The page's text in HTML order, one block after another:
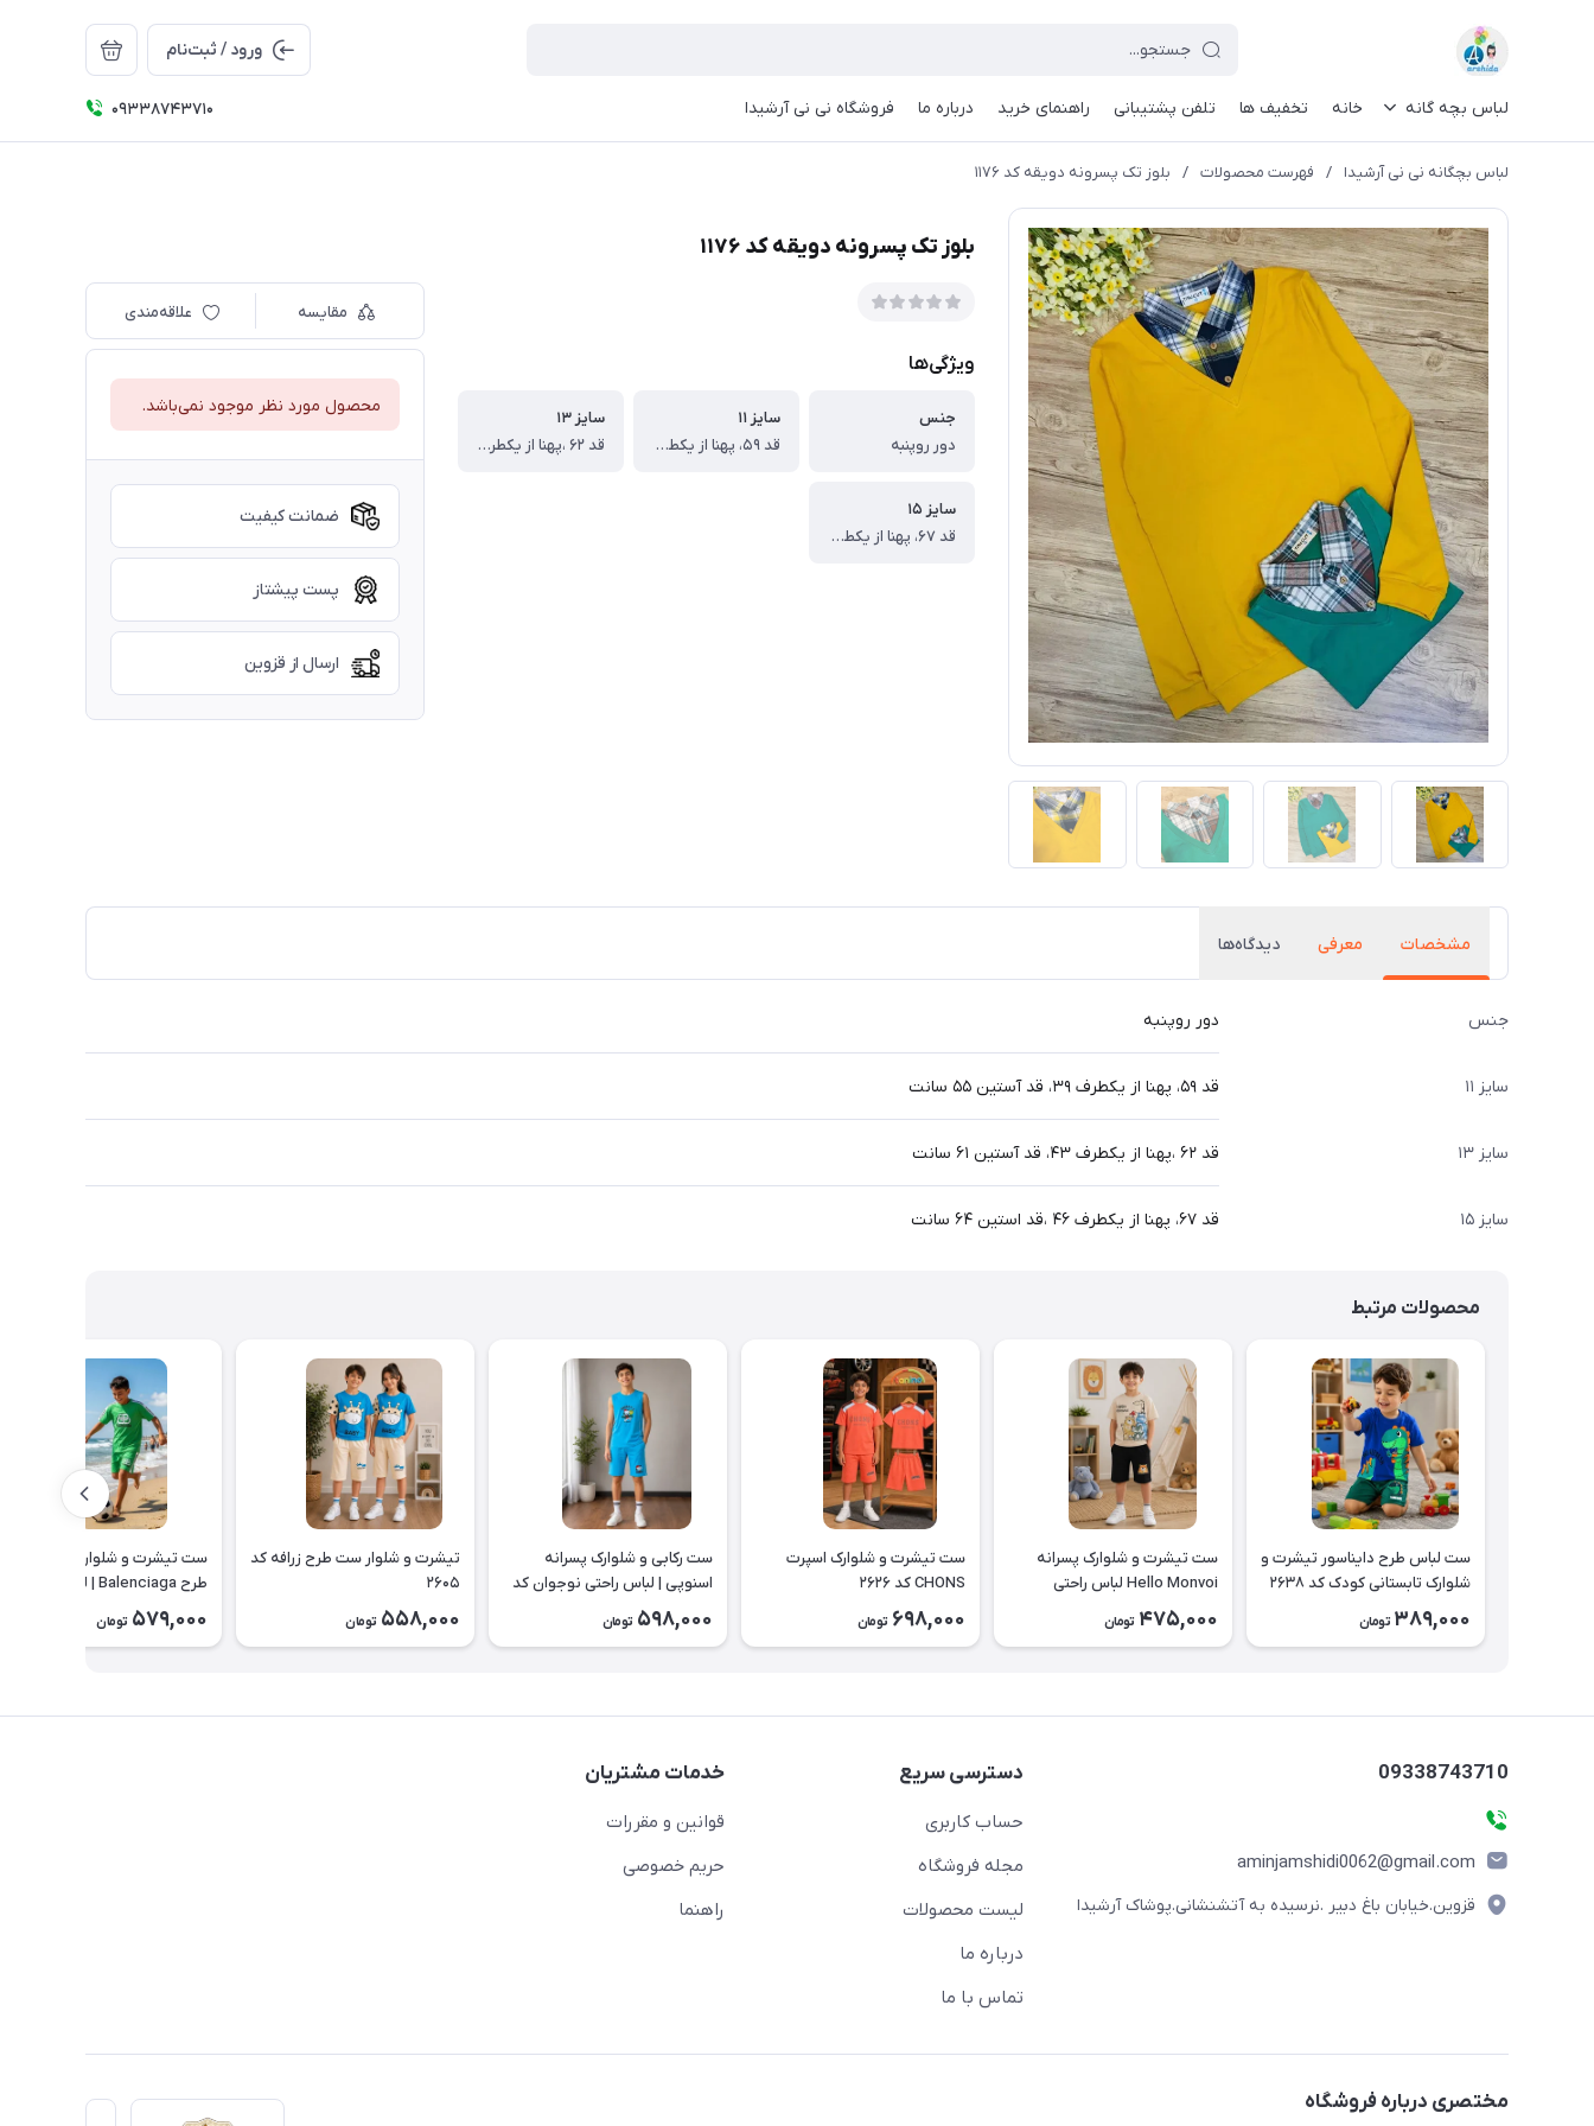
ورود / ثبت‌نام
لباس بچه گانه خانه تخفیف ها تلفن پشتیبانی راهنمای خرید درباره ما فروشگاه نی نی آرشیدا 09338743710
لباس بچگانه نی نی آرشیدا / فهرست محصولات / بلوز تک پسرونه دویقه کد ۱۱۷۶
بلوز تک پسرونه دویقه کد ۱۱۷۶
ویژگی‌ها
جنس
دور روپنبه
سایز ۱۱
قد ۵۹، پهنا از یکطرف ۳۹، قد آستین ۵۵ سانت
سایز ۱۳
قد ۶۲ ،پهنا از یکطرف ۴۳، قد آستین ۶۱ سانت
سایز ۱۵
قد ۶۷، پهنا از یکطرف ۴۶ ،قد استین ۶۴ سانت
مقایسه علاقه‌مندی
محصول مورد نظر موجود نمی‌باشد.
ضمانت کیفیت
پست پیشتاز
ارسال از قزوین
مشخصات معرفی دیدگاه‌ها
جنس دور روپنبه
سایز ۱۱ قد ۵۹، پهنا از یکطرف ۳۹، قد آستین ۵۵ سانت
سایز ۱۳ قد ۶۲ ،پهنا از یکطرف ۴۳، قد آستین ۶۱ سانت
سایز ۱۵ قد ۶۷، پهنا از یکطرف ۴۶ ،قد استین ۶۴ سانت
محصولات مرتبط
ست لباس طرح دایناسور تیشرت و
شلوارک تابستانی کودک کد ۲۶۳۸
389,000 تومان
ست تیشرت و شلوارک پسرانه
Hello Monvoi لباس راحتی
بچه‌گانه نخی کد ۲۶۲۹
475,000 تومان
ست تیشرت و شلوارک اسپرت
CHONS کد ۲۶۲۶
698,000 تومان
ست رکابی و شلوارک پسرانه
اسنوپی | لباس راحتی نوجوان کد
598,000 تومان
تیشرت و شلوار ست طرح زرافه کد
۲۶۰۵
558,000 تومان
ست تیشرت و شلوارک بچه گانه
طرح Balenciaga | لباس راحتی
تابستانی کودک کد ۲۶۰۰
579,000 تومان
09338743710
aminjamshidi0062@gmail.com
قزوین.خیابان باغ دبیر .نرسیده به آتشنشانی.پوشاک آرشیدا
دسترسی سریع
حساب کاربری
مجله فروشگاه
لیست محصولات
درباره ما
تماس با ما
خدمات مشتریان
قوانین و مقررات
حریم خصوصی
راهنما
مختصری درباره فروشگاه